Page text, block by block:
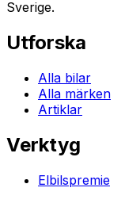
Sverige.
Utforska
Alla bilar
Alla märken
Artiklar
Verktyg
Elbilspremie